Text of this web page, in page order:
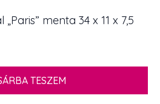
menta 34 x 11 x 7,5
TESZEM